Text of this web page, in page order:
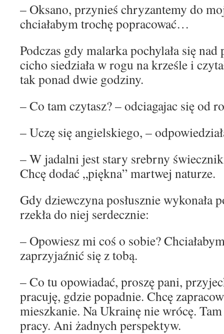
– Oksano, przynieś chryzantemy do
chciałabym trochę popracować…
Podczas gdy malarka pochylała się nad
cicho siedziała w rogu na krześle i
tak ponad dwie godziny.
– Co tam czytasz? – odciagajac się od
– Uczę się angielskiego, –
– W jadalni jest stary srebrny
Chcę dodać „piękna” martwej naturze.
Gdy dziewczyna posłusznie wykonała
rzekła do niej serdecznie:
– Opowiesz mi coś o sobie?
zaprzyjaźnić się z tobą.
– Co tu opowiadać, proszę pani,
pracuję, gdzie popadnie. Chcę
mieszkanie. Na Ukrainę nie wrócę.
pracy. Ani żadnych perspektyw.